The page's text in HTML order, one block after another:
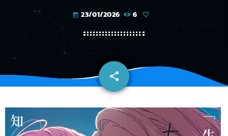
today 23/01/2026 6
share
email